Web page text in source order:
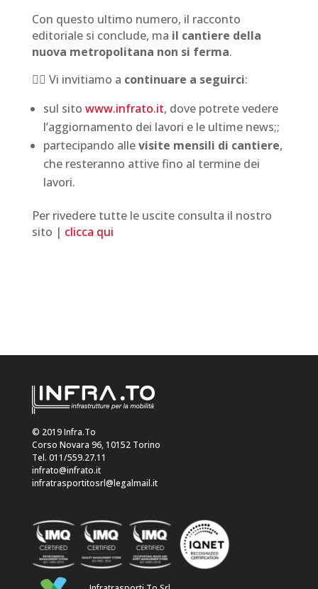
Con questo ultimo numero, il racconto
editoriale si conclude, ma il cantiere della
nuova metropolitana non si ferma.
👷‍♀️ Vi invitiamo a continuare a seguirci:
sul sito www.infrato.it, dove potrete vedere
l’aggiornamento dei lavori e le ultime news;;
partecipando allevisite mensili di cantiere,
che resteranno attive fino al termine dei
lavori.
Per rivedere tutte le uscite consulta il nostro
sito | clicca qui
© 2019 Infra.To
Corso Novara 96, 10152 Torino
Tel. 011/559.27.11
infrato@infrato.it
infratrasportitosrl@legalmail.it